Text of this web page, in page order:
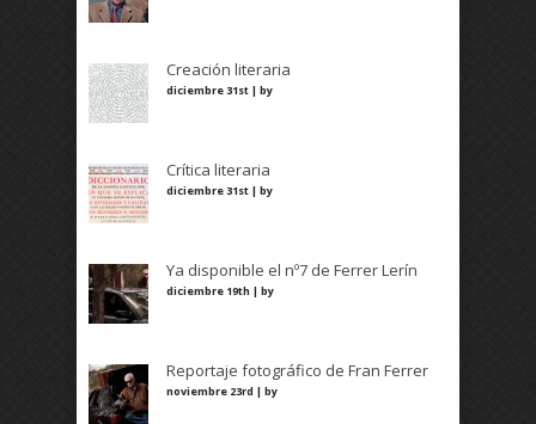
Creación literaria
diciembre 31st | by
Crítica literaria
diciembre 31st | by
Ya disponible el nº7 de Ferrer Lerín
diciembre 19th | by
Reportaje fotográfico de Fran Ferrer
noviembre 23rd | by